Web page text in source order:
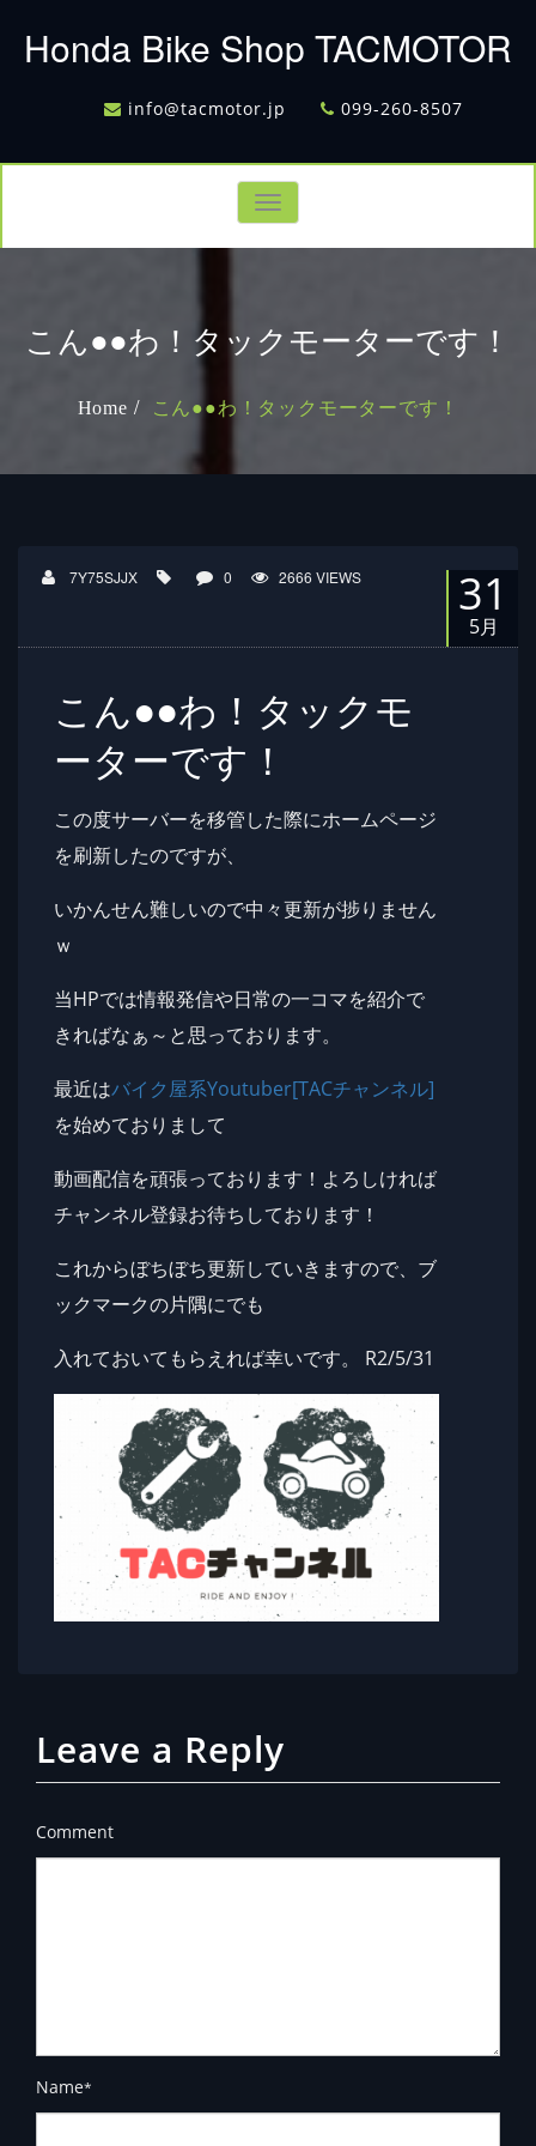
Honda Bike Shop TACMOTOR
info@tacmotor.jp 099-260-8507
Toggle
navigation
こん●●わ！タックモーターです！
Home こん●●わ！タックモーターです！
7Y75SJJX 0 2666 VIEWS 31
5月
こん●●わ！タックモ
ーターです！
この度サーバーを移管した際にホームページ
を刷新したのですが、
いかんせん難しいので中々更新が捗りません
ｗ
当HPでは情報発信や日常の一コマを紹介で
きればなぁ～と思っております。
最近はバイク屋系Youtuber[TACチャンネル]
を始めておりまして
動画配信を頑張っております！よろしければ
チャンネル登録お待ちしております！
これからぼちぼち更新していきますので、ブ
ックマークの片隅にでも
入れておいてもらえれば幸いです。 R2/5/31
Leave a Reply
Comment
Name*